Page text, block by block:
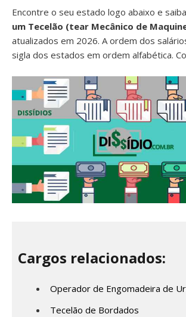
Encontre o seu estado logo abaixo e saiba
um Tecelão (tear Mecânico de
atualizados em 2026. A ordem dos
sigla dos estados em ordem alfabética.
Cargos relacionados:
Operador de Engomadeira de
Tecelão de Bordados